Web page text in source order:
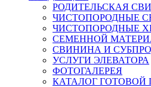
РОДИТЕЛЬСКАЯ
ЧИСТОПОРОДНЫЕ
ЧИСТОПОРОДНЫЕ
СЕМЕННОЙ
СВИНИНА И
УСЛУГИ ЭЛЕВАТОРА
ФОТОГАЛЕРЕЯ
КАТАЛОГ ГОТОВОЙ